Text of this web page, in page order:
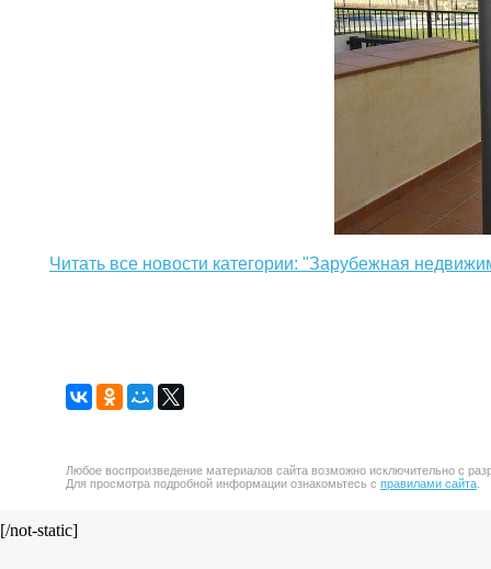
Читать все новости категории: "Зарубежная
Любое воспроизведение материалов сайта возможно исключительно с
Для просмотра подробной информации ознакомьтесь с правилами сайта
[/not-static]